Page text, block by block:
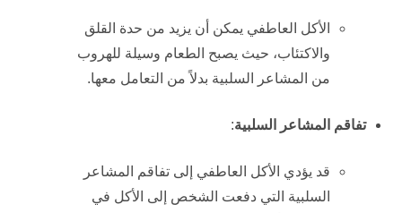
الأكل العاطفي يمكن أن يزيد من حدة القلق
والاكتئاب، حيث يصبح الطعام وسيلة للهروب
من المشاعر السلبية بدلاً من التعامل معها.
تفاقم المشاعر السلبية:
قد يؤدي الأكل العاطفي إلى تفاقم المشاعر
السلبية التي دفعت الشخص إلى الأكل في